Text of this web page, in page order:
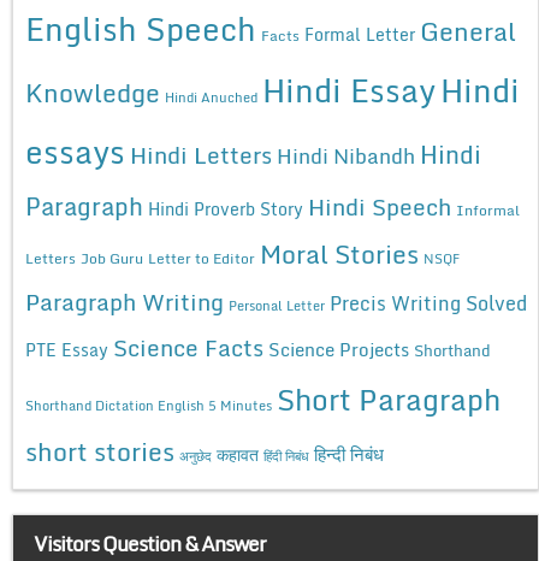
English Speech Facts Formal Letter General
Knowledge Hindi Anuched Hindi EssayHindi
essays Hindi Letters Hindi Nibandh Hindi
Paragraph Hindi Proverb Story Hindi Speech Informal
Letters Job Guru Letter to Editor Moral Stories NSQF
Paragraph Writing Personal Letter Precis Writing Solved
PTE Essay Science Facts Science Projects Shorthand
Shorthand Dictation English 5 Minutes Short Paragraph
short stories अनुछेद कहावत हिंदी निबंध हिन्दी निबंध
Visitors Question & Answer